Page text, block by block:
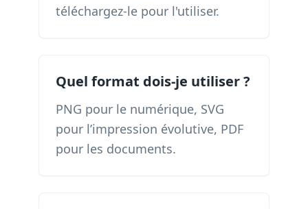
téléchargez-le pour l'utiliser.
Quel format dois-je utiliser ?
PNG pour le numérique, SVG
pour l’impression évolutive, PDF
pour les documents.